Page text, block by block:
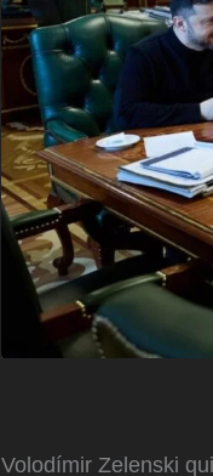
Volodímir Zelenski